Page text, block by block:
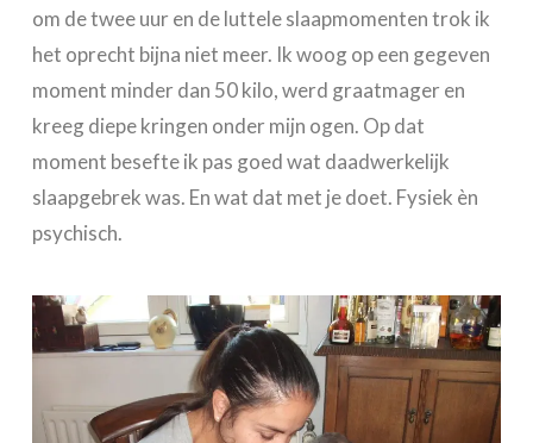
om de twee uur en de luttele slaapmomenten trok ik
het oprecht bijna niet meer. Ik woog op een gegeven
moment minder dan 50 kilo, werd graatmager en
kreeg diepe kringen onder mijn ogen. Op dat
moment besefte ik pas goed wat daadwerkelijk
slaapgebrek was. En wat dat met je doet. Fysiek èn
psychisch.